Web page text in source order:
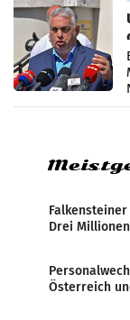
Drei
Österreich